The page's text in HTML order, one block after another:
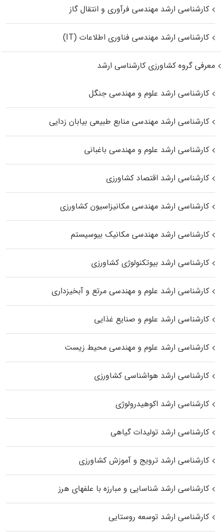
کارشناسی ارشد مهندسی فرآوری و انتقال گاز
کارشناسی ارشد مهندسی فناوری اطلاعات (IT)
معرفی گروه کشاورزی کارشناسی ارشد
کارشناسی ارشد علوم و مهندسی جنگل
کارشناسی ارشد مهندسی منابع طبیعی بیابان زدایی
کارشناسی ارشد علوم و مهندسی باغبانی
کارشناسی ارشد اقتصاد کشاورزی
کارشناسی ارشد مهندسی مکانیزاسیون کشاورزی
کارشناسی ارشد مهندسی مکانیک بیوسیستم
کارشناسی ارشد بیوتکنولوژی کشاورزی
کارشناسی ارشد علوم و مهندسی مرتع و آبخیزداری
کارشناسی ارشد علوم و صنایع غذایی
کارشناسی ارشد علوم و مهندسی محیط زیست
کارشناسی ارشد هواشناسی کشاورزی
کارشناسی ارشد اکوهیدرولوژی
کارشناسی ارشد تولیدات گیاهی
کارشناسی ارشد ترویج و آموزش کشاورزی
کارشناسی ارشد شناسایی و مبارزه با علفهای هرز
کارشناسی ارشد توسعه روستایی